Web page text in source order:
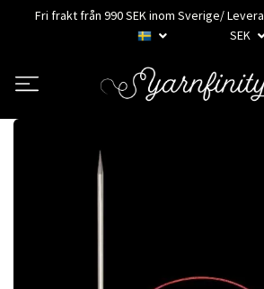
Fri frakt från 990 SEK inom Sverige/
SEK